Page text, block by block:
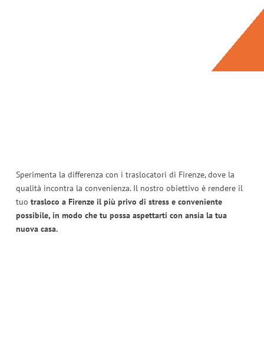
Sperimenta la differenza con i traslocatori di Firenze, dove la
qualità incontra la convenienza. Il nostro obiettivo è rendere il
tuo trasloco a Firenze il più privo di stress e conveniente
possibile, in modo che tu possa aspettarti con ansia la tua
nuova casa.